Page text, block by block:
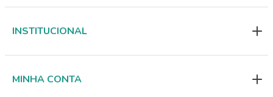
INSTITUCIONAL
MINHA CONTA